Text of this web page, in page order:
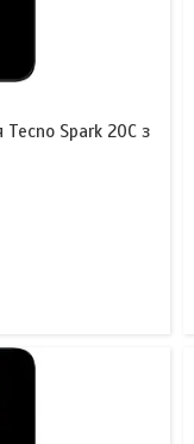
Tecno Spark 20C з